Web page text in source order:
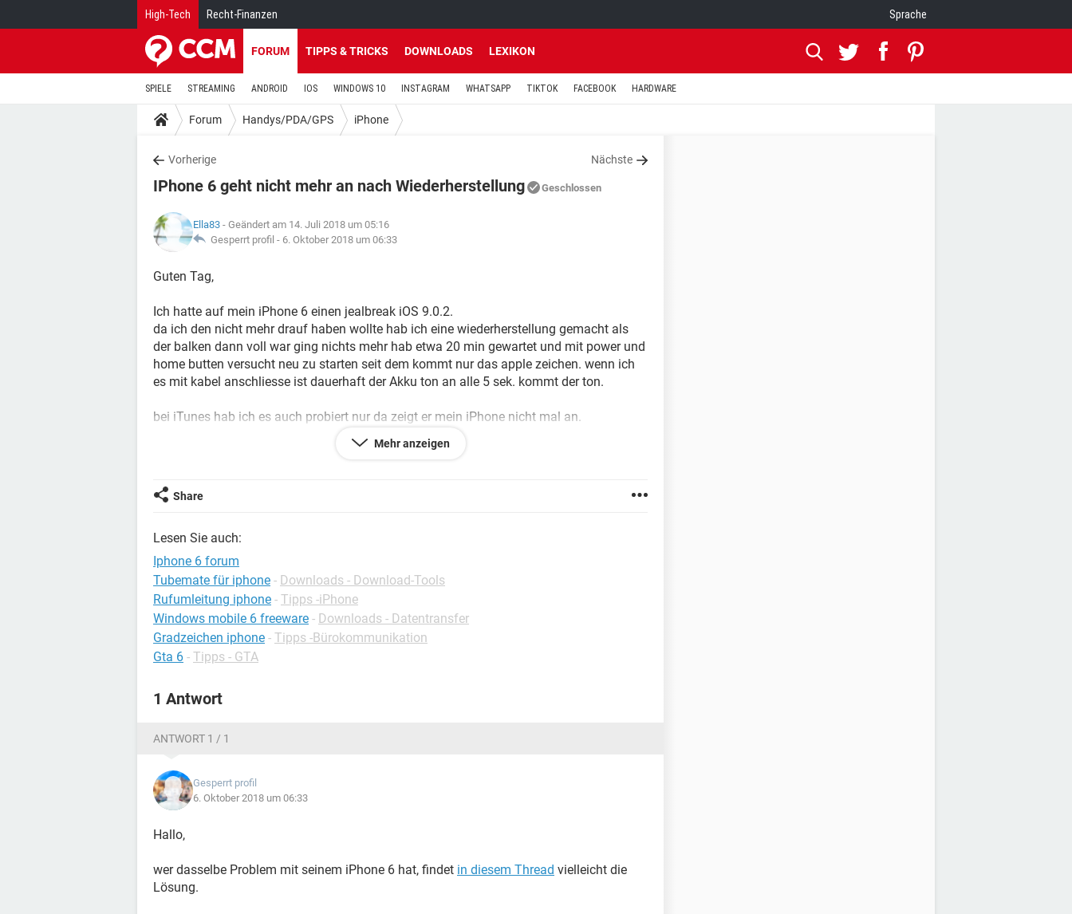
High-Tech Recht-Finanzen Sprache
FORUM TIPPS & TRICKS DOWNLOADS LEXIKON
SPIELE STREAMING ANDROID IOS WINDOWS 10 INSTAGRAM WHATSAPP TIKTOK FACEBOOK HARDWARE
Forum Handys/PDA/GPS iPhone
Vorherige Nächste
IPhone 6 geht nicht mehr an nach Wiederherstellung Geschlossen
Ella83 - Geändert am 14. Juli 2018 um 05:16
Gesperrt profil - 6. Oktober 2018 um 06:33
Guten Tag,
Ich hatte auf mein iPhone 6 einen jealbreak iOS 9.0.2.
da ich den nicht mehr drauf haben wollte hab ich eine wiederherstellung gemacht als
der balken dann voll war ging nichts mehr hab etwa 20 min gewartet und mit power und
home butten versucht neu zu starten seit dem kommt nur das apple zeichen. wenn ich
es mit kabel anschliesse ist dauerhaft der Akku ton an alle 5 sek. kommt der ton.
bei iTunes hab ich es auch probiert nur da zeigt er mein iPhone nicht mal an.
ich bin echt am verzweifeln und brauche dringend hilfe
Mehr anzeigen
Share
Lesen Sie auch:
Iphone 6 forum
Tubemate für iphone - Downloads - Download-Tools
Rufumleitung iphone - Tipps -iPhone
Windows mobile 6 freeware - Downloads - Datentransfer
Gradzeichen iphone - Tipps -Bürokommunikation
Gta 6 - Tipps - GTA
1 Antwort
ANTWORT 1 / 1
Gesperrt profil
6. Oktober 2018 um 06:33
Hallo,
wer dasselbe Problem mit seinem iPhone 6 hat, findet in diesem Thread vielleicht die
Lösung.